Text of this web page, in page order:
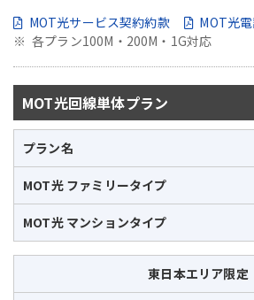
MOT光サービス契約約款
MOT光電
各プラン100M・200M・1G対応
MOT光回線単体プラン
プラン名
MOT光 ファミリータイプ
MOT光 マンションタイプ
東日本エリア限定